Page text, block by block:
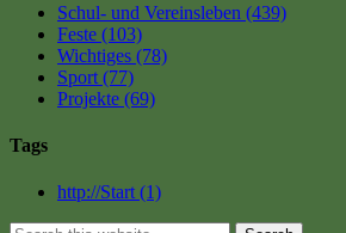
Schul- und Vereinsleben (439)
Feste (103)
Wichtiges (78)
Sport (77)
Projekte (69)
Tags
http://Start (1)